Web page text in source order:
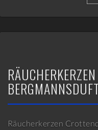
Räucherkerzen